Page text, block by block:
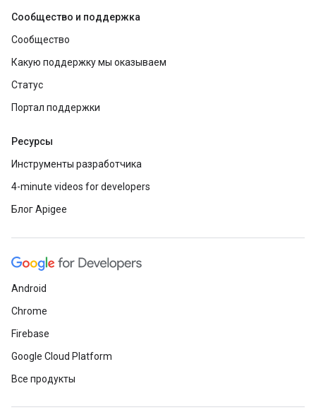
Сообщество и поддержка
Сообщество
Какую поддержку мы оказываем
Статус
Портал поддержки
Ресурсы
Инструменты разработчика
4-minute videos for developers
Блог Apigee
Android
Chrome
Firebase
Google Cloud Platform
Все продукты